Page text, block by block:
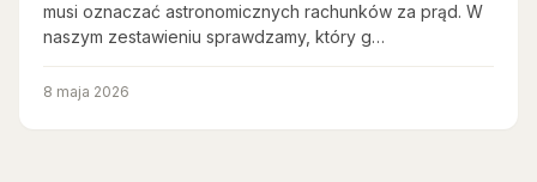
musi oznaczać astronomicznych rachunków za prąd. W
naszym zestawieniu sprawdzamy, który g…
8 maja 2026